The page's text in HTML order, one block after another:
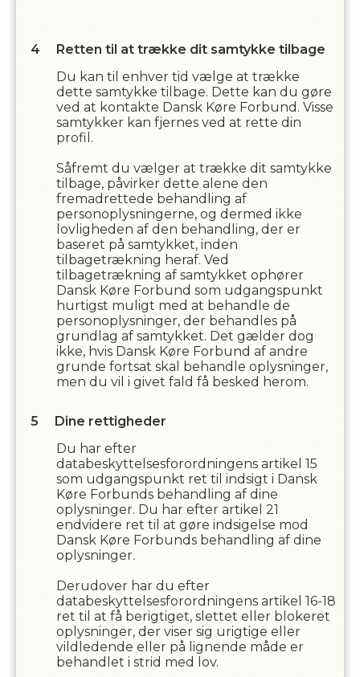
Retten til at trække dit samtykke tilbage
Du kan til enhver tid vælge at trække
dette samtykke tilbage. Dette kan du gøre
ved at kontakte Dansk Køre Forbund . Visse
samtykker kan fjernes ved at rette din
profil.
Såfremt du vælger at trække dit samtykke
tilbage, påvirker dette alene den
fremadrettede behandling af
personoplysningerne, og dermed ikke
lovligheden af den behandling, der er
baseret på samtykket, inden
tilbagetrækning heraf. Ved
tilbagetrækning af samtykket ophører
Dansk Køre Forbund som udgangspunkt
hurtigst muligt med at behandle de
personoplysninger, der behandles på
grundlag af samtykket. Det gælder dog
ikke, hvis Dansk Køre Forbund af andre
grunde fortsat skal behandle oplysninger,
men du vil i givet fald få besked herom.
Dine rettigheder
Du har efter
databeskyttelsesforordningens artikel 15
som udgangspunkt ret til indsigt i Dansk
Køre Forbunds behandling af dine
oplysninger. Du har efter artikel 21
endvidere ret til at gøre indsigelse mod
Dansk Køre Forbunds behandling af dine
oplysninger.
Derudover har du efter
databeskyttelsesforordningens artikel 16-18
ret til at få berigtiget, slettet eller blokeret
oplysninger, der viser sig urigtige eller
vildledende eller på lignende måde er
behandlet i strid med lov.